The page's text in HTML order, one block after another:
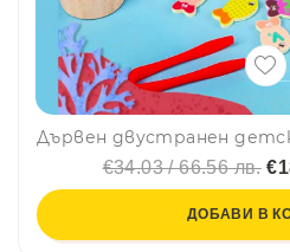
€34.03 / 66.56 лв.
ДОБАВИ В